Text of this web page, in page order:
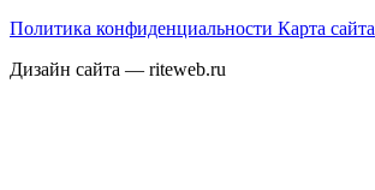
Политика конфиденциальности Карта сайта
Дизайн сайта — riteweb.ru